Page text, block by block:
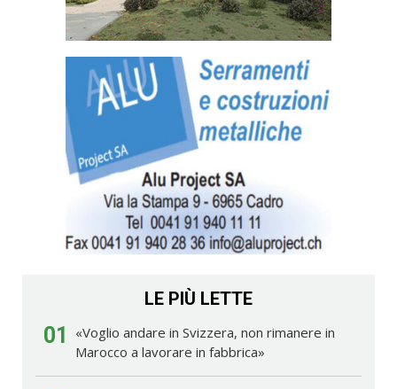
LE PIÙ LETTE
01
«Voglio andare in Svizzera, non rimanere in
Marocco a lavorare in fabbrica»